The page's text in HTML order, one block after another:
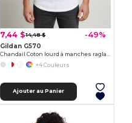
7,44 $14,48 $ -49%
Gildan G570
+4 Couleurs
Ajouter au Panier